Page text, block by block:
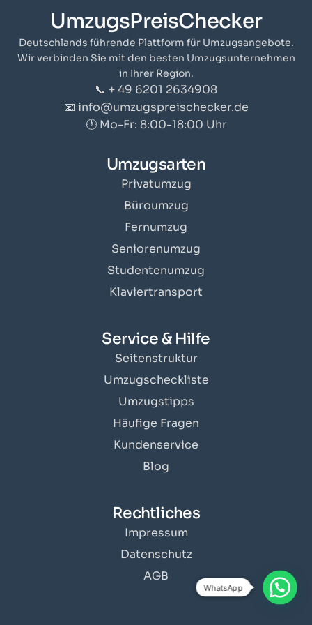
UmzugsPreisChecker
Deutschlands führende Plattform für Umzugsangebote.
Wir verbinden Sie mit den besten Umzugsunternehmen
in Ihrer Region.
📞 + 49 6201 2634908
📧 info@umzugspreischecker.de
🕐 Mo-Fr: 8:00-18:00 Uhr
Umzugsarten
Privatumzug
Büroumzug
Fernumzug
Seniorenumzug
Studentenumzug
Klaviertransport
Service & Hilfe
Seitenstruktur
Umzugscheckliste
Umzugstipps
Häufige Fragen
Kundenservice
Blog
Rechtliches
Impressum
Datenschutz
AGB
WhatsApp